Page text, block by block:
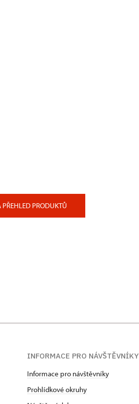
PŘEHLED PRODUKTŮ
INFORMACE PRO NÁVŠTĚVNÍKY
Informace pro návštěvníky
Prohlídkové okruhy